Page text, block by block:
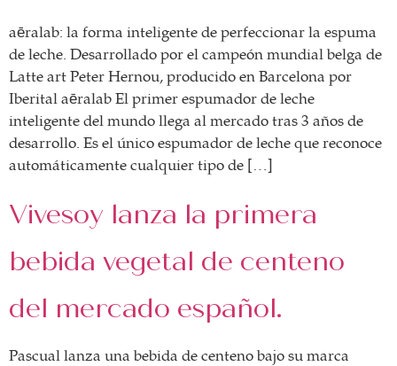
aēralab: la forma inteligente de perfeccionar la espuma
de leche. Desarrollado por el campeón mundial belga de
Latte art Peter Hernou, producido en Barcelona por
Iberital aēralab El primer espumador de leche
inteligente del mundo llega al mercado tras 3 años de
desarrollo. Es el único espumador de leche que reconoce
automáticamente cualquier tipo de […]
Vivesoy lanza la primera
bebida vegetal de centeno
del mercado español.
Pascual lanza una bebida de centeno bajo su marca